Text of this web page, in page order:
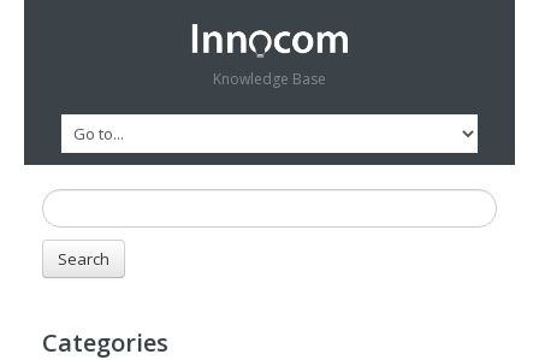
Knowledge Base
Categories